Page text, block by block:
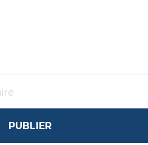
PUBLIER